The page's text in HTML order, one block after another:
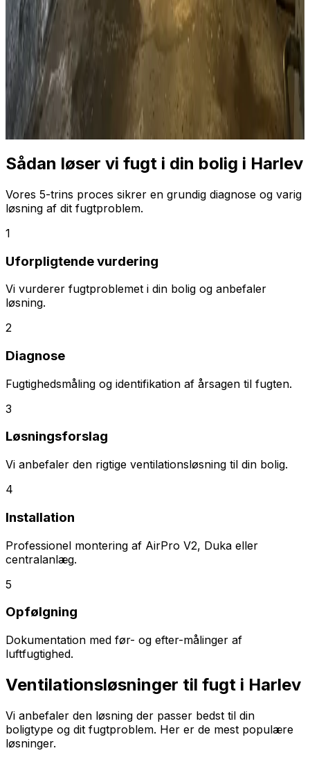
Sådan løser vi fugt i din bolig i Harlev
Vores 5-trins proces sikrer en grundig diagnose og varig
løsning af dit fugtproblem.
1
Uforpligtende vurdering
Vi vurderer fugtproblemet i din bolig og anbefaler
løsning.
2
Diagnose
Fugtighedsmåling og identifikation af årsagen til fugten.
3
Løsningsforslag
Vi anbefaler den rigtige ventilationsløsning til din bolig.
4
Installation
Professionel montering af AirPro V2, Duka eller
centralanlæg.
5
Opfølgning
Dokumentation med før- og efter-målinger af
luftfugtighed.
Ventilationsløsninger til fugt i Harlev
Vi anbefaler den løsning der passer bedst til din
boligtype og dit fugtproblem. Her er de mest populære
løsninger.